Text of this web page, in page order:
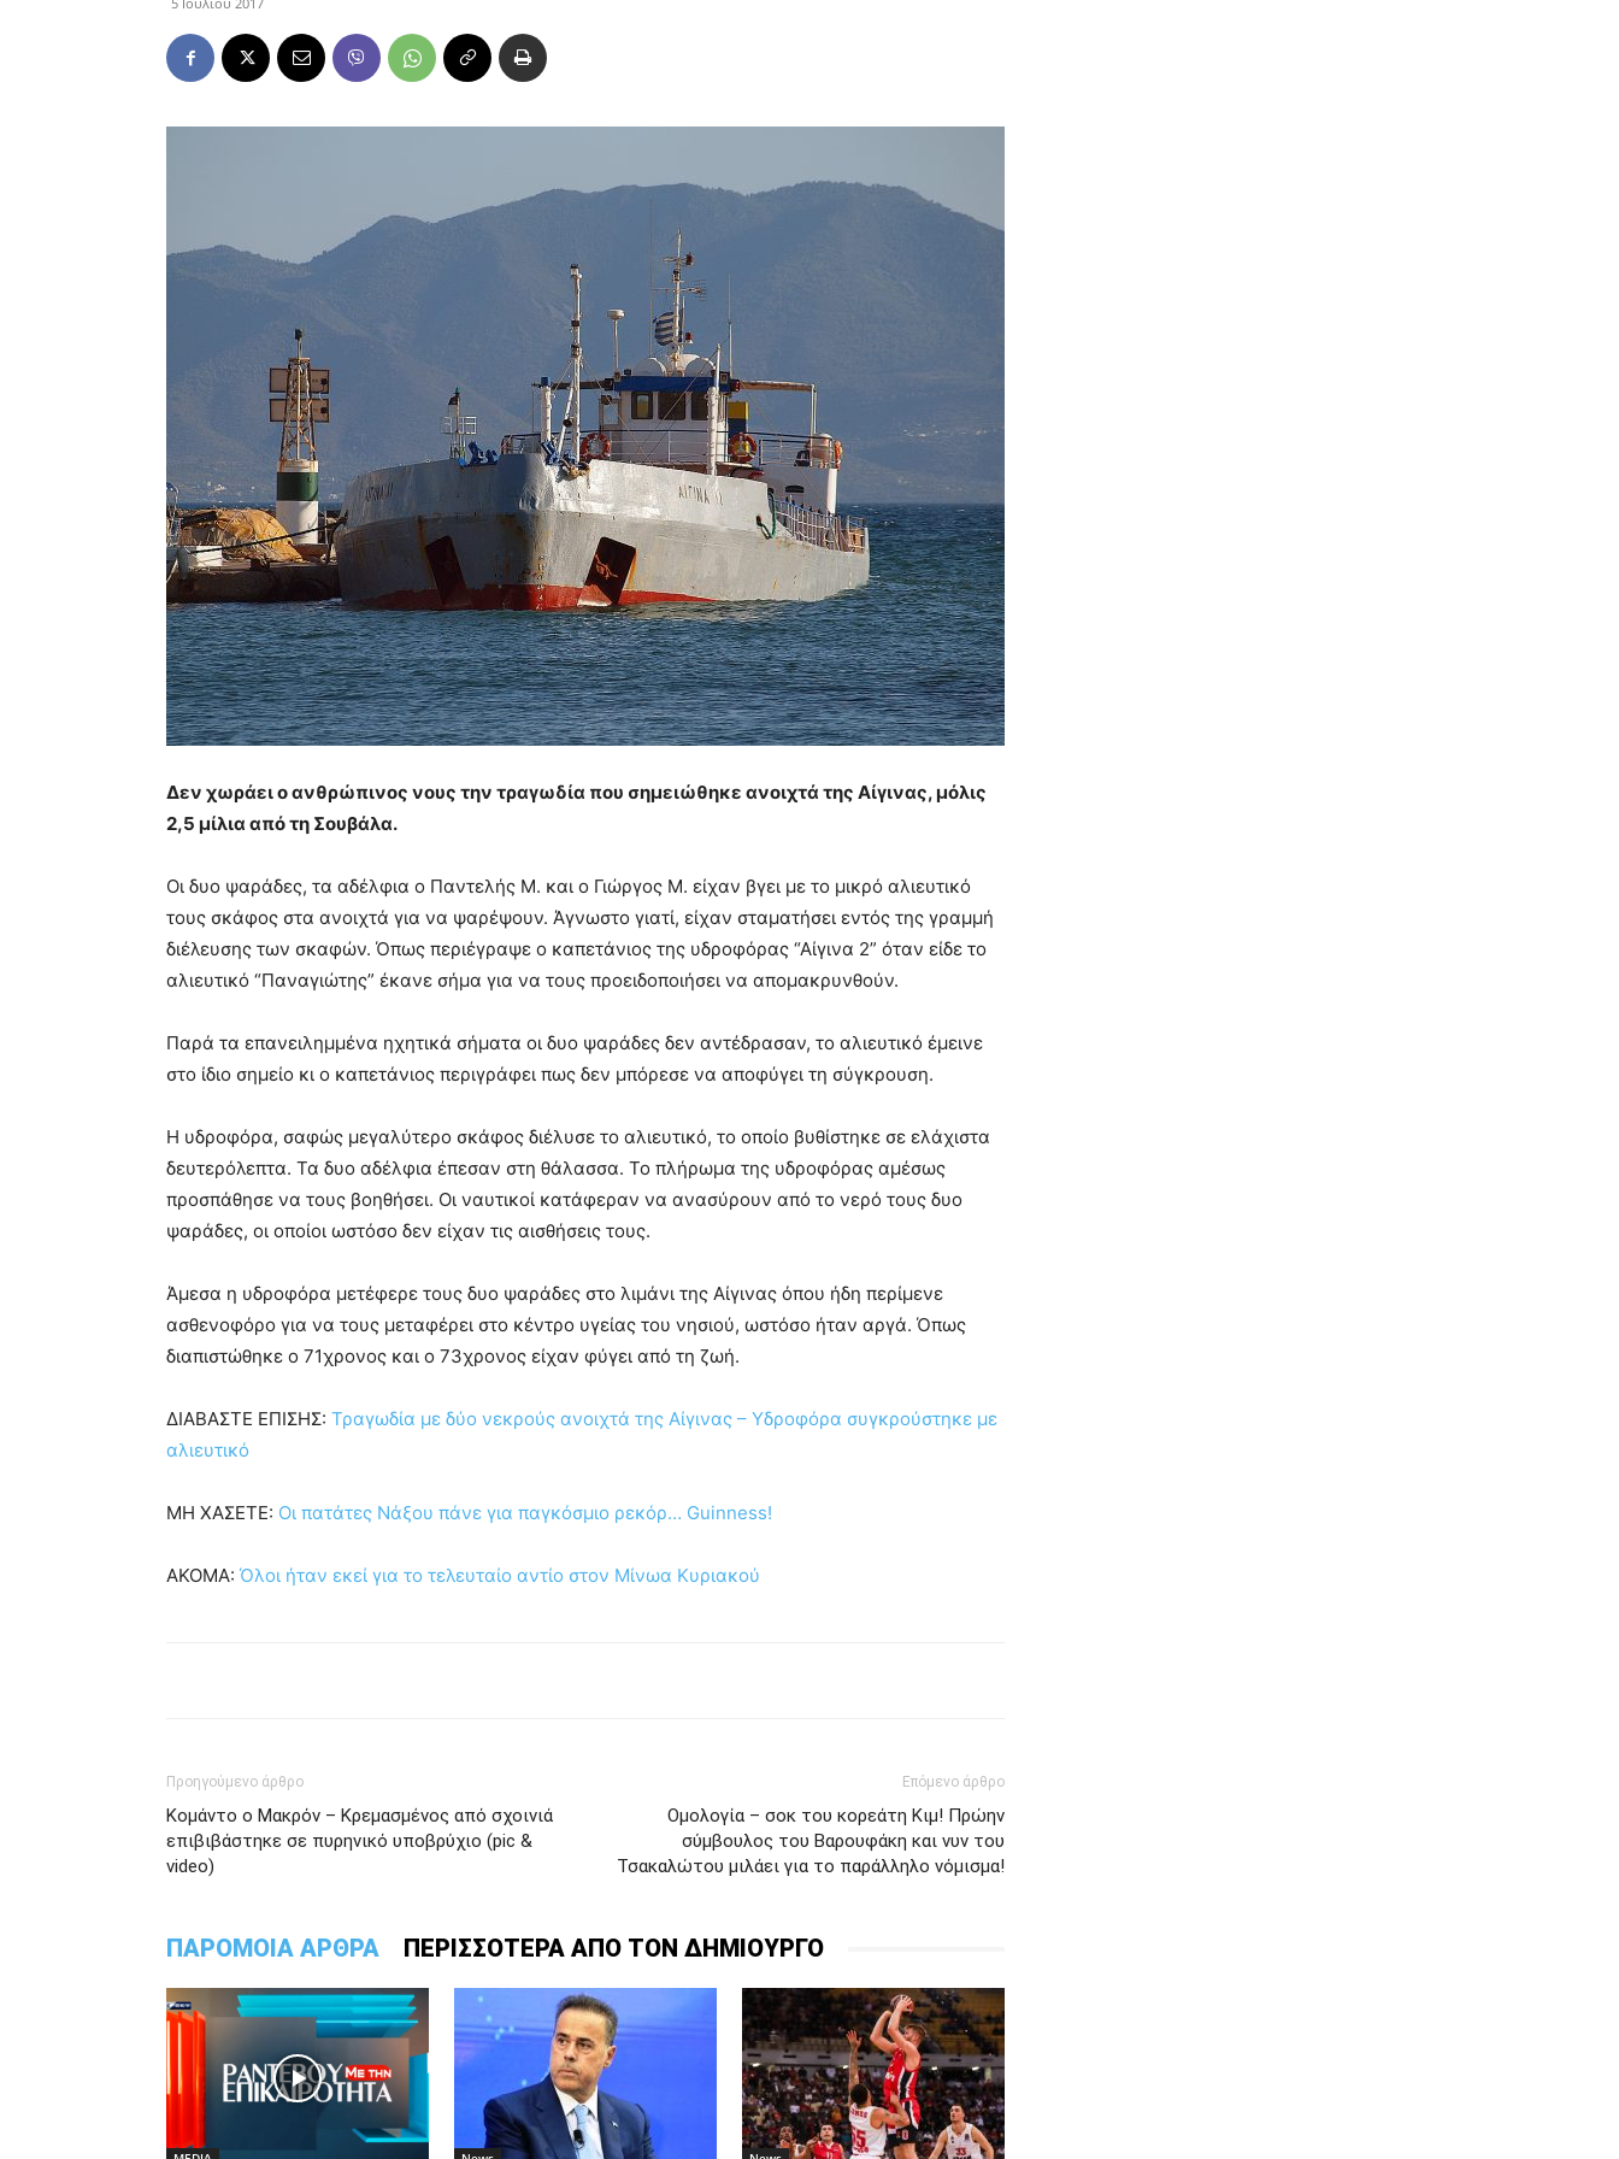
Δεν χωράει ο ανθρώπινος νους την τραγωδία που σημειώθηκε ανοιχτά της Αίγινας, μόλις
2,5 μίλια από τη Σουβάλα.
Οι δυο ψαράδες, τα αδέλφια ο Παντελής Μ. και ο Γιώργος Μ. είχαν βγει με το μικρό αλιευτικό
τους σκάφος στα ανοιχτά για να ψαρέψουν. Άγνωστο γιατί, είχαν σταματήσει εντός της γραμμή
διέλευσης των σκαφών. Όπως περιέγραψε ο καπετάνιος της υδροφόρας “Αίγινα 2” όταν είδε το
αλιευτικό “Παναγιώτης” έκανε σήμα για να τους προειδοποιήσει να απομακρυνθούν.
Παρά τα επανειλημμένα ηχητικά σήματα οι δυο ψαράδες δεν αντέδρασαν, το αλιευτικό έμεινε
στο ίδιο σημείο κι ο καπετάνιος περιγράφει πως δεν μπόρεσε να αποφύγει τη σύγκρουση.
Η υδροφόρα, σαφώς μεγαλύτερο σκάφος διέλυσε το αλιευτικό, το οποίο βυθίστηκε σε ελάχιστα
δευτερόλεπτα. Τα δυο αδέλφια έπεσαν στη θάλασσα. Το πλήρωμα της υδροφόρας αμέσως
προσπάθησε να τους βοηθήσει. Οι ναυτικοί κατάφεραν να ανασύρουν από το νερό τους δυο
ψαράδες, οι οποίοι ωστόσο δεν είχαν τις αισθήσεις τους.
Άμεσα η υδροφόρα μετέφερε τους δυο ψαράδες στο λιμάνι της Αίγινας όπου ήδη περίμενε
ασθενοφόρο για να τους μεταφέρει στο κέντρο υγείας του νησιού, ωστόσο ήταν αργά. Όπως
διαπιστώθηκε ο 71χρονος και ο 73χρονος είχαν φύγει από τη ζωή.
ΔΙΑΒΑΣΤΕ ΕΠΙΣΗΣ: Τραγωδία με δύο νεκρούς ανοιχτά της Αίγινας – Υδροφόρα συγκρούστηκε με
αλιευτικό
ΜΗ ΧΑΣΕΤΕ: Οι πατάτες Νάξου πάνε για παγκόσμιο ρεκόρ… Guinness!
ΑΚΟΜΑ: Όλοι ήταν εκεί για το τελευταίο αντίο στον Μίνωα Κυριακού
Προηγούμενο άρθρο
Κομάντο ο Μακρόν – Κρεμασμένος από σχοινιά
επιβιβάστηκε σε πυρηνικό υποβρύχιο (pic &
video)
Επόμενο άρθρο
Ομολογία – σοκ του κορεάτη Κιμ! Πρώην
σύμβουλος του Βαρουφάκη και νυν του
Τσακαλώτου μιλάει για το παράλληλο νόμισμα!
ΠΑΡΟΜΟΙΑ ΑΡΘΡΑ ΠΕΡΙΣΣΟΤΕΡΑ ΑΠΟ ΤΟΝ ΔΗΜΙΟΥΡΓΟ